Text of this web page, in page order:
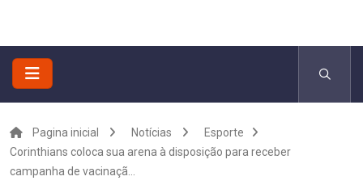
Pagina inicial Notícias
Esporte
Corinthians coloca sua arena à disposição para receber
campanha de vacinaçã...